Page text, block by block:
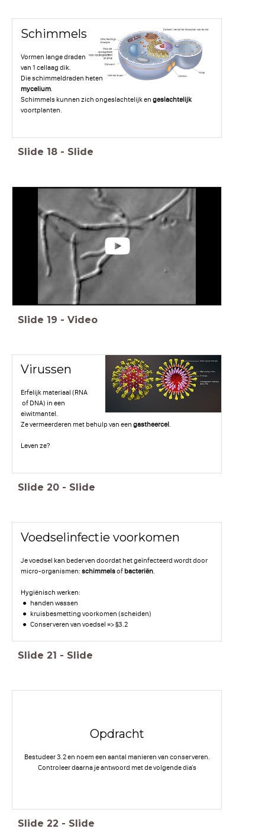
Schimmels
Vormen lange draden
van 1 cellaag dik.
Die schimmeldraden heten
mycelium.
Schimmels kunnen zich ongeslachtelijk en geslachtelijk
voortplanten.
Slide 18 - Slide
Slide 19 - Video
Virussen
Erfelijk materiaal (RNA
of DNA) in een
eiwitmantel.
Ze vermeerderen met behulp van een gastheercel.
Leven ze?
Slide 20 - Slide
Voedselinfectie voorkomen
Je voedsel kan bederven doordat het geïnfecteerd wordt door
micro-organismen: schimmelsof bacteriën.
Hygiënisch werken:
handen wassen
kruisbesmetting voorkomen (scheiden)
Conserveren van voedsel => §3.2
Slide 21 - Slide
Opdracht
Bestudeer 3.2 en noem een aantal manieren van conserveren.
Controleer daarna je antwoord met de volgende dia's
Slide 22 - Slide